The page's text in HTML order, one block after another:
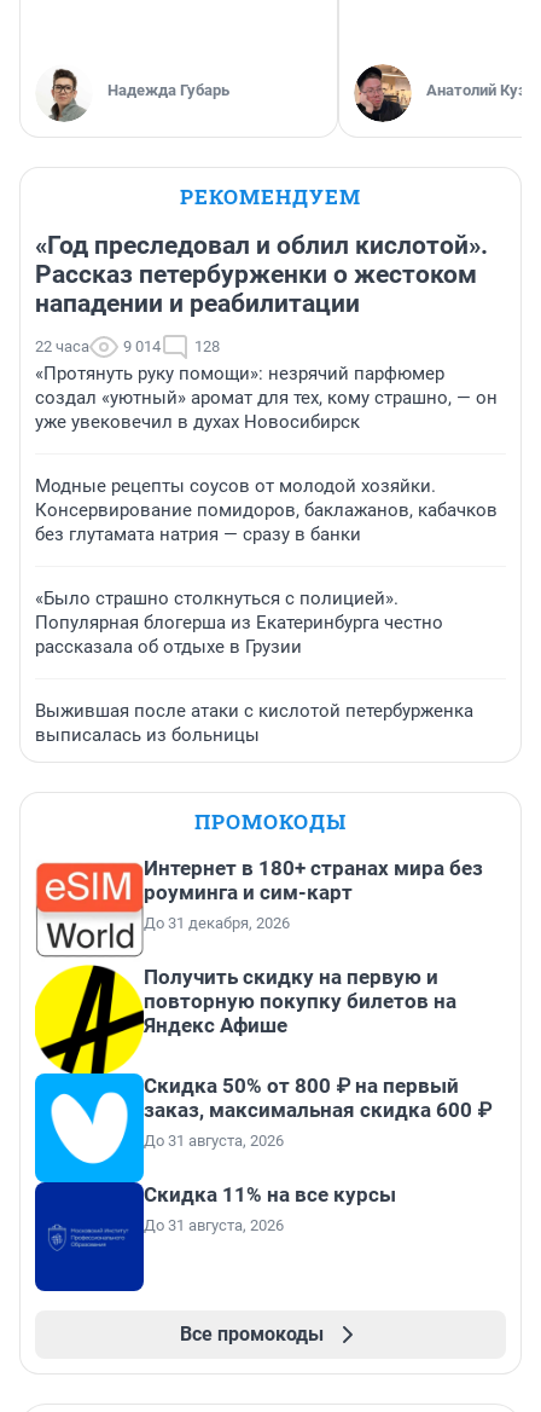
Надежда Губарь Анатолий
РЕКОМЕНДУЕМ
«Год преследовал и облил кислотой».
Рассказ петербурженки о жестоком
нападении и реабилитации
22 часа 9 014 128
«Протянуть руку помощи»: незрячий парфюмер
создал «уютный» аромат для тех, кому страшно, — он
уже увековечил в духах Новосибирск
Модные рецепты соусов от молодой хозяйки.
Консервирование помидоров, баклажанов, кабачков
без глутамата натрия — сразу в банки
«Было страшно столкнуться с полицией».
Популярная блогерша из Екатеринбурга честно
рассказала об отдыхе в Грузии
Выжившая после атаки с кислотой петербурженка
выписалась из больницы
ПРОМОКОДЫ
Интернет в 180+ странах мира без
роуминга и сим-карт
До 31 декабря, 2026
Получить скидку на первую и
повторную покупку билетов на
Яндекс Афише
Скидка 50% от 800 ₽ на первый
заказ, максимальная скидка 600 ₽
До 31 августа, 2026
Скидка 11% на все курсы
До 31 августа, 2026
Все промокоды